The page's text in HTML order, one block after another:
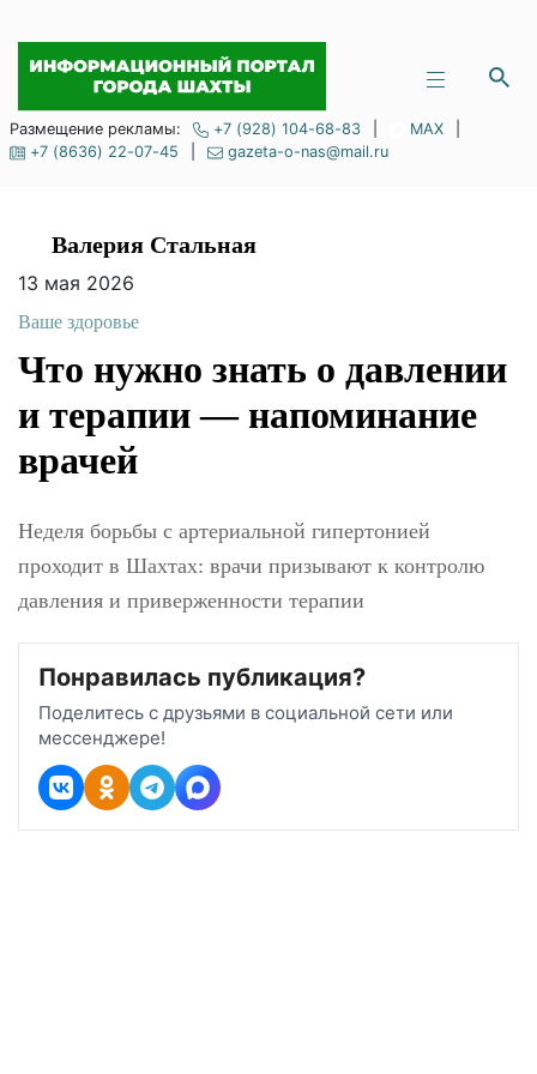
Размещение рекламы: +7 (928) 104-68-83 MAX
+7 (8636) 22-07-45
gazeta-o-nas@mail.ru
Валерия Стальная
13 мая 2026
Ваше здоровье
Что нужно знать о
давлении и терапии
— напоминание
Неделя борьбы с артериальной
гипертонией проходит в Шахтах: врачи
призывают к контролю давления и
приверженности терапии
Понравилась публикация?
Поделитесь с друзьями в социальной сети или
мессенджере!